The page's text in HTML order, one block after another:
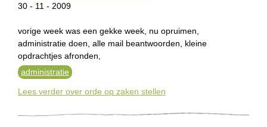
30 - 11 - 2009
vorige week was een gekke week, nu opruimen,
administratie doen, alle mail beantwoorden, kleine
opdrachtjes afronden,
administratie
Lees verder over orde op zaken stellen